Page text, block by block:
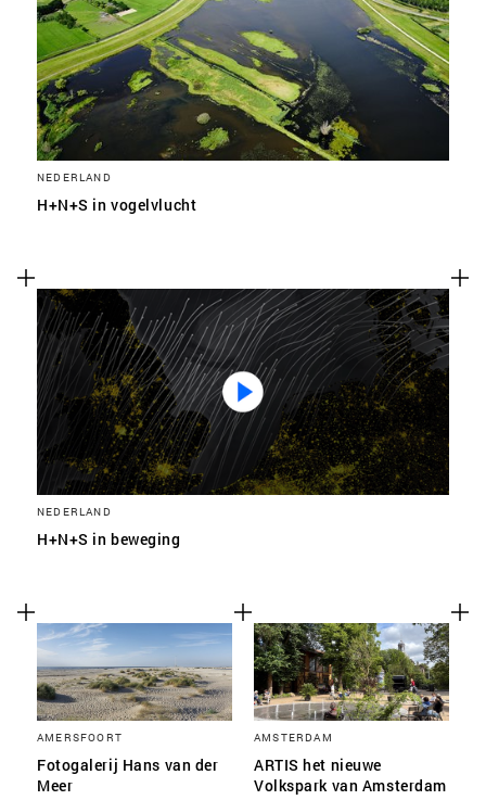
NEDERLAND
H+N+S in vogelvlucht
NEDERLAND
H+N+S in beweging
AMERSFOORT
Fotogalerij Hans van der
Meer
AMSTERDAM
ARTIS het nieuwe
Volkspark van Amsterdam
SLA VOORKEUREN OP